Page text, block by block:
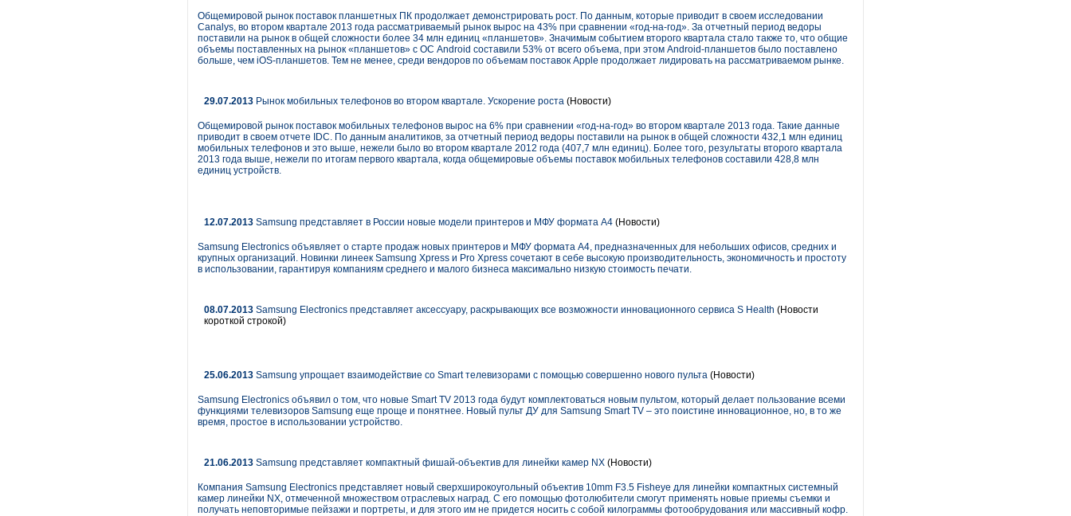
Общемировой рынок поставок планшетных ПК продолжает демонстрировать рост. По данным, которые приводит в своем исследовании
Canalys, во втором квартале 2013 года рассматриваемый рынок вырос на 43% при сравнении «год-на-год». За отчетный период ведоры
поставили на рынок в общей сложности более 34 млн единиц «планшетов». Значимым событием второго квартала стало также то, что общие
объемы поставленных на рынок «планшетов» с ОС Android составили 53% от всего объема, при этом Android-планшетов было поставлено
больше, чем iOS-планшетов. Тем не менее, среди вендоров по объемам поставок Apple продолжает лидировать на рассматриваемом рынке.
29.07.2013 Рынок мобильных телефонов во втором квартале. Ускорение роста (Новости)
Общемировой рынок поставок мобильных телефонов вырос на 6% при сравнении «год-на-год» во втором квартале 2013 года. Такие данные
приводит в своем отчете IDC. По данным аналитиков, за отчетный период ведоры поставили на рынок в общей сложности 432,1 млн единиц
мобильных телефонов и это выше, нежели было во втором квартале 2012 года (407,7 млн единиц). Более того, результаты второго квартала
2013 года выше, нежели по итогам первого квартала, когда общемировые объемы поставок мобильных телефонов составили 428,8 млн
единиц устройств.
12.07.2013 Samsung представляет в России новые модели принтеров и МФУ формата А4 (Новости)
Samsung Electronics объявляет о старте продаж новых принтеров и МФУ формата А4, предназначенных для небольших офисов, средних и
крупных организаций. Новинки линеек Samsung Xpress и Pro Xpress сочетают в себе высокую производительность, экономичность и простоту
в использовании, гарантируя компаниям среднего и малого бизнеса максимально низкую стоимость печати.
08.07.2013 Samsung Electronics представляет аксессуару, раскрывающих все возможности инновационного сервиса S Health (Новости
короткой строкой)
25.06.2013 Samsung упрощает взаимодействие со Smart телевизорами с помощью совершенно нового пульта (Новости)
Samsung Electronics объявил о том, что новые Smart TV 2013 года будут комплектоваться новым пультом, который делает пользование всеми
функциями телевизоров Samsung еще проще и понятнее. Новый пульт ДУ для Samsung Smart TV – это поистине инновационное, но, в то же
время, простое в использовании устройство.
21.06.2013 Samsung представляет компактный фишай-объектив для линейки камер NX (Новости)
Компания Samsung Electronics представляет новый сверхширокоугольный объектив 10mm F3.5 Fisheye для линейки компактных системный
камер линейки NX, отмеченной множеством отраслевых наград. С его помощью фотолюбители смогут применять новые приемы съемки и
получать неповторимые пейзажи и портреты, и для этого им не придется носить с собой килограммы фотообрудования или массивный кофр.